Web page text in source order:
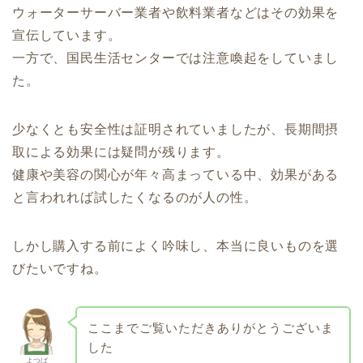
ウォーターサーバー業者や飲料業者などはその効果を
宣伝しています。
一方で、国民生活センターでは注意喚起をしていまし
た。
少なくとも安全性は証明されていましたが、長期間摂
取による効果には疑問が残ります。
健康や美容の関心が年々高まっている中、効果がある
と言われれば試したくなるのが人の性。
しかし購入する前によく吟味し、本当に良いものを選
びたいですね。
よつば
ここまでご覧いただきありがとうございま
した